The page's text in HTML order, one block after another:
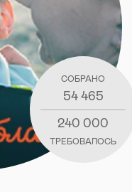
СОБРАНО
54 465
240 000
ТРЕБОВАЛОСЬ